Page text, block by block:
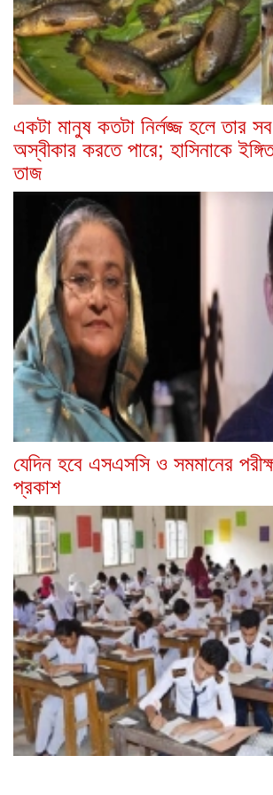
একটা মানুষ কতটা নির্লজ্জ হলে তার
অস্বীকার করতে পারে; হাসিনাকে
তাজ
যেদিন হবে এসএসসি ও সমমানের
প্রকাশ